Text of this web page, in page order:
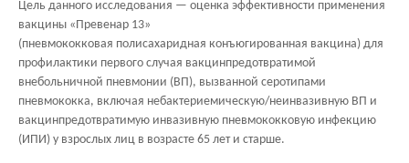
Цель данного исследования — оценка эффективности применения
вакцины «Превенар 13»
(пневмококковая полисахаридная конъюгированная вакцина) для
профилактики первого случая вакцинпредотвратимой
внебольничной пневмонии (ВП), вызванной серотипами
пневмококка, включая небактериемическую/неинвазивную ВП и
вакцинпредотвратимую инвазивную пневмококковую инфекцию
(ИПИ) у взрослых лиц в возрасте 65 лет и старше.